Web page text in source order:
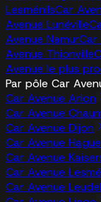
LesménilsCar
Avenue Lunéville
Avenue NamurCar
Avenue Thionville
Avenue le plus
Par pôle Car
Car Avenue Arlon
Car Avenue
Car Avenue Dijon
Car Avenue
Car Avenue
Car Avenue
Car Avenue